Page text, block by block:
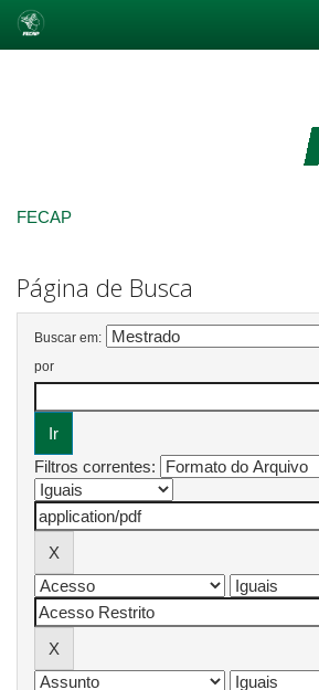
FECAP
Página de Busca
Buscar em:
por
Filtros correntes: